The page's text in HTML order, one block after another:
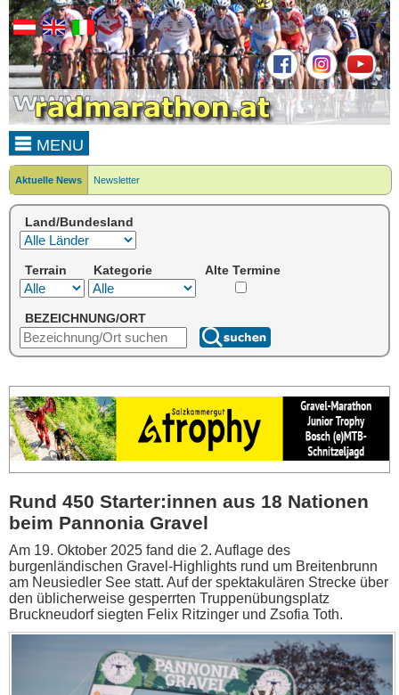
MENU
Aktuelle News Newsletter
Land/Bundesland
Terrain Kategorie Alte Termine
BEZEICHNUNG/ORT
Rund 450 Starter:innen aus 18 Nationen
beim Pannonia Gravel
Am 19. Oktober 2025 fand die 2. Auflage des
burgenländischen Gravel-Highlights rund um Breitenbrunn
am Neusiedler See statt. Auf der spektakulären Strecke über
den üblicherweise gesperrten Truppenübungsplatz
Bruckneudorf siegten Felix Ritzinger und Zsofia Toth.